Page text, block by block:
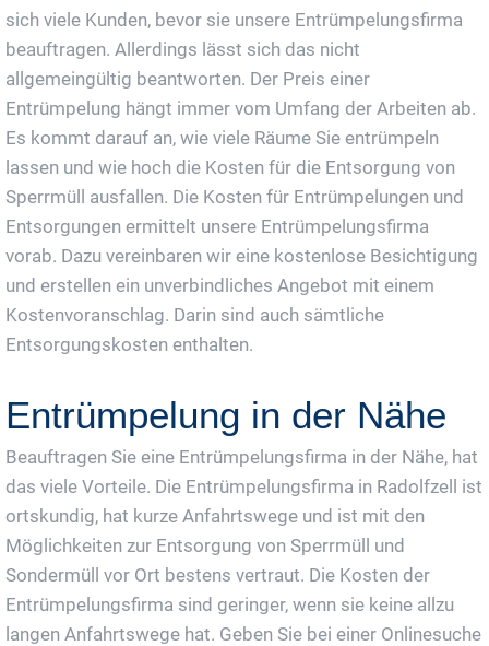
sich viele Kunden, bevor sie unsere Entrümpelungsfirma
beauftragen. Allerdings lässt sich das nicht
allgemeingültig beantworten. Der Preis einer
Entrümpelung hängt immer vom Umfang der Arbeiten ab.
Es kommt darauf an, wie viele Räume Sie entrümpeln
lassen und wie hoch die Kosten für die Entsorgung von
Sperrmüll ausfallen. Die Kosten für Entrümpelungen und
Entsorgungen ermittelt unsere Entrümpelungsfirma
vorab. Dazu vereinbaren wir eine kostenlose Besichtigung
und erstellen ein unverbindliches Angebot mit einem
Kostenvoranschlag. Darin sind auch sämtliche
Entsorgungskosten enthalten.
Entrümpelung in der Nähe
Beauftragen Sie eine Entrümpelungsfirma in der Nähe, hat
das viele Vorteile. Die Entrümpelungsfirma in Radolfzell ist
ortskundig, hat kurze Anfahrtswege und ist mit den
Möglichkeiten zur Entsorgung von Sperrmüll und
Sondermüll vor Ort bestens vertraut. Die Kosten der
Entrümpelungsfirma sind geringer, wenn sie keine allzu
langen Anfahrtswege hat. Geben Sie bei einer Onlinesuche